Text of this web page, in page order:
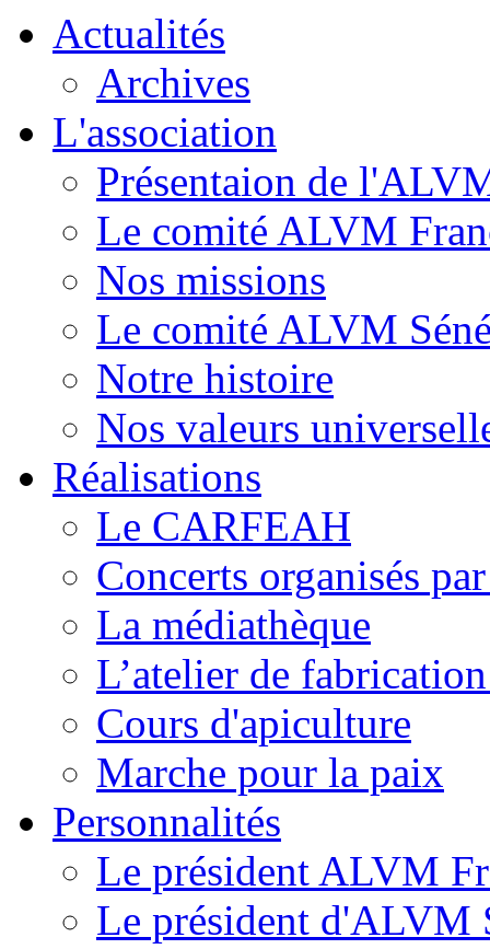
Actualités
Archives
L'association
Présentaion de
Le comité ALVM
Nos missions
Le comité ALVM
Notre histoire
Nos valeurs
Réalisations
Le CARFEAH
Concerts organisés
La médiathèque
L’atelier de
Cours d'apiculture
Marche pour la paix
Personnalités
Le président ALVM
Le président d'ALVM